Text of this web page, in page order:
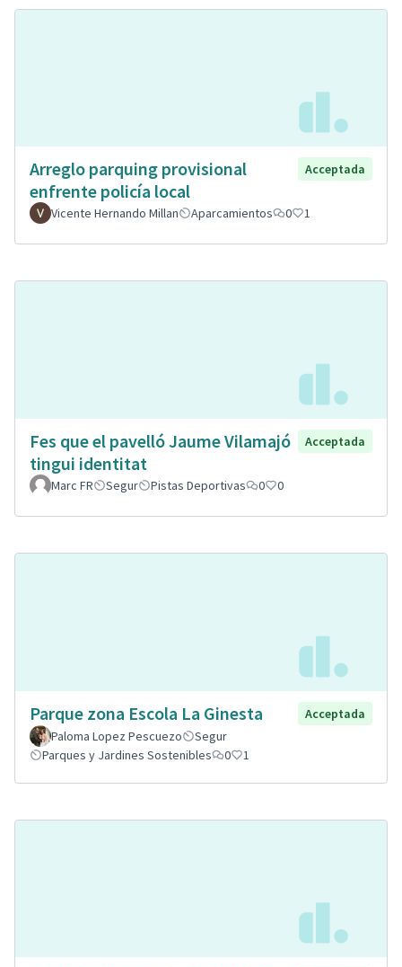
Arreglo parquing provisional
enfrente policía local
Acceptada
Vicente Hernando Millan Aparcamientos 0 1
Fes que el pavelló Jaume Vilamajó
tingui identitat
Acceptada
Marc FR Segur Pistas Deportivas 0 0
Parque zona Escola La Ginesta
Acceptada
Paloma Lopez Pescuezo
Segur
Parques y Jardines Sostenibles
0 1